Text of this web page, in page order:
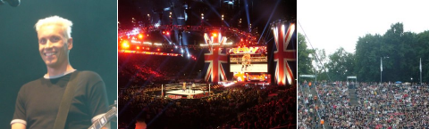
Pharma